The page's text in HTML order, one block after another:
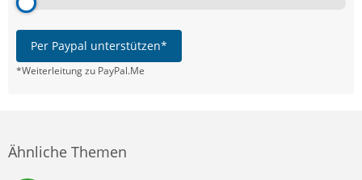
Per Paypal unterstützen*
*Weiterleitung zu PayPal.Me
Ähnliche Themen